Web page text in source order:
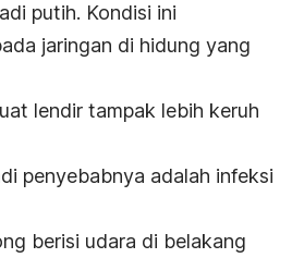
putih. Kondisi ini
jaringan di hidung yang
lendir tampak lebih keruh
penyebabnya adalah infeksi
berisi udara di belakang